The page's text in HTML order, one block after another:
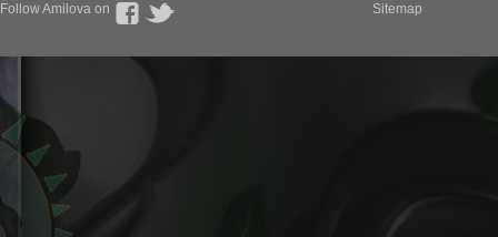
Follow Amilova on Sitemap